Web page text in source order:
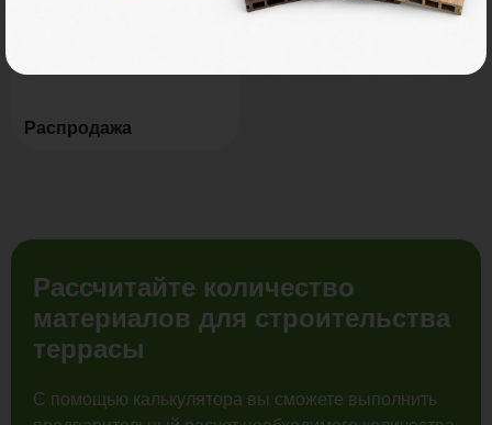
Распродажа
Рассчитайте количество
материалов для строительства
террасы
С помощью калькулятора вы сможете выполнить